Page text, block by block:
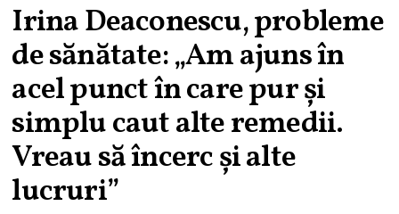
Irina Deaconescu, probleme
de sănătate: „Am ajuns în
acel punct în care pur și
simplu caut alte remedii.
Vreau să încerc și alte
lucruri”